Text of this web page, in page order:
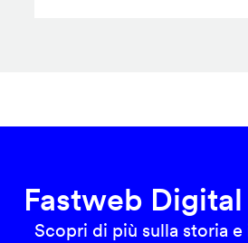
Fastweb
Scopri di più sulla storia